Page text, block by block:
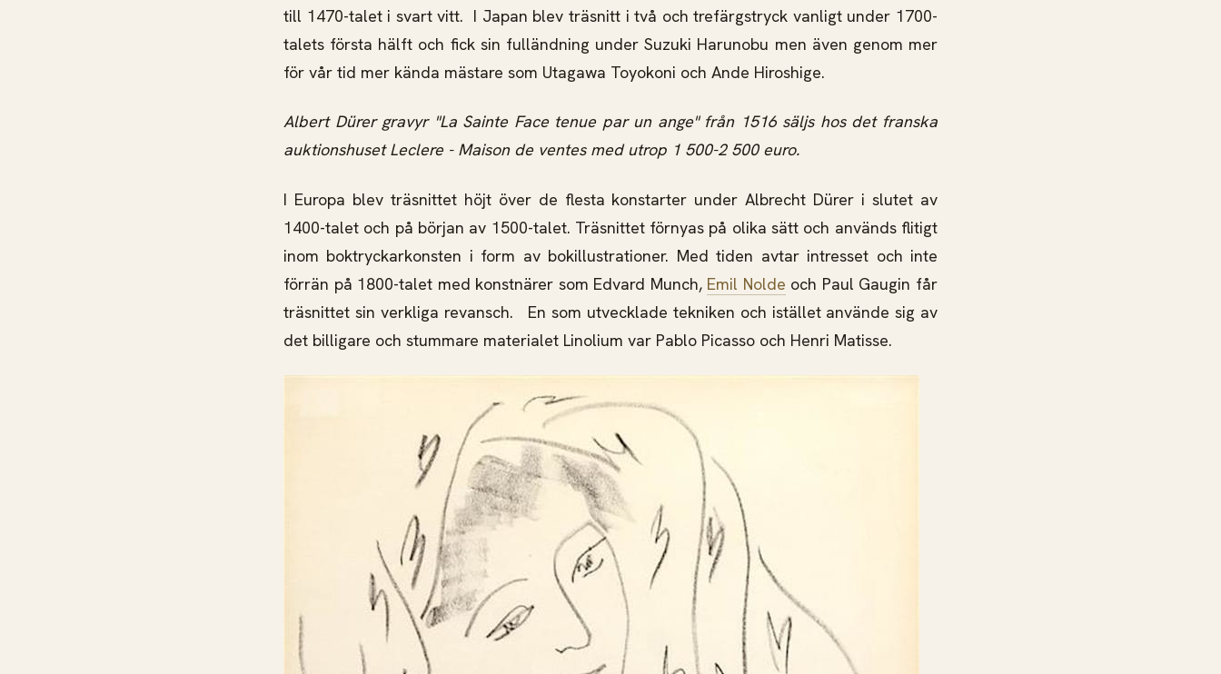
till 1470-talet i svart vitt. I Japan blev träsnitt i två och trefärgstryck vanligt under 1700-
talets första hälft och fick sin fulländning under Suzuki Harunobu men även genom mer
för vår tid mer kända mästare som Utagawa Toyokoni och Ande Hiroshige.
Albert Dürer gravyr "La Sainte Face tenue par un ange" från 1516 säljs hos det franska
auktionshuset Leclere - Maison de ventes med utrop 1 500-2 500 euro.
I Europa blev träsnittet höjt över de flesta konstarter under Albrecht Dürer i slutet av
1400-talet och på början av 1500-talet. Träsnittet förnyas på olika sätt och används flitigt
inom boktryckarkonsten i form av bokillustrationer. Med tiden avtar intresset och inte
förrän på 1800-talet med konstnärer som Edvard Munch, Emil Nolde och Paul Gaugin får
träsnittet sin verkliga revansch. En som utvecklade tekniken och istället använde sig av
det billigare och stummare materialet Linolium var Pablo Picasso och Henri Matisse.